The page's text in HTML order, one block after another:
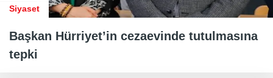
Siyaset
Başkan Hürriyet’in cezaevinde tutulmasına
tepki